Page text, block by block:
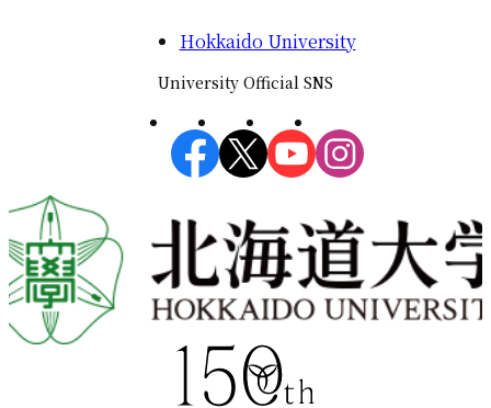
ー
シ
ン
Hokkaido University
University Official SNS